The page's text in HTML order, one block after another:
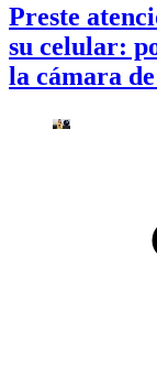
Preste
su celular:
la cámara